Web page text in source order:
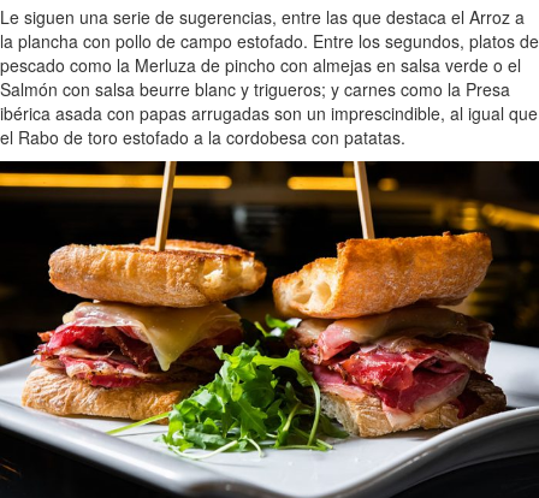
Le siguen una serie de sugerencias, entre las que destaca el Arroz a
la plancha con pollo de campo estofado. Entre los segundos, platos de
pescado como la Merluza de pincho con almejas en salsa verde o el
Salmón con salsa beurre blanc y trigueros; y carnes como la Presa
ibérica asada con papas arrugadas son un imprescindible, al igual que
el Rabo de toro estofado a la cordobesa con patatas.